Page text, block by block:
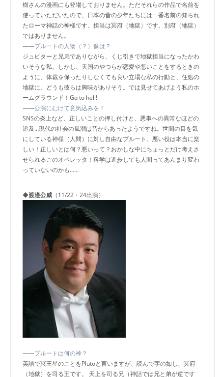
樹さんの漫画にも登場しておりません。ただそれらの作品で名前を
使っていただいたので、日本の昔の少年たちには一番名前の知られ
たローマ神話の神様です。担当は冥府（地獄）です。別府（地獄）
ではありません。
――プルートの人物（？）像は？
ジュピターと兄弟でありながら、くじ引きで地獄担当になったかわ
いそうな私。しかし、天国のやつらが恋愛や悪いことをするときの
ように、体裁を保ったりしなくても良い立場な私の行動と、住処の
地獄に、どうも彼らは興味がありそう。では見せてあげよう私のホ
ームグラウンド！Go to hell!
――公演にむけて意気込みを！
SNSの炎上など、正しいことの押し付けと、悪事への異常なほどの
追及…現代の社会の風潮は昔からあったようですね。世間の目を気
にしている神様（人間）に対し自由なプルート。悪い役は本当に楽
しい！正しいとは何？悪いって？おかしな中にちょっとだけ考えさ
せられるこのオペレッタ！科学は進歩しても人間ってあんまり変わ
っていないのかも……
◆渡邉公威 （11/22・24出演）
――プルートは何の神？
英語で冥王星のことをPlutoと言いますが、読んで字の如し、冥府
（地獄）を司る王です。 天上を司る兄（神話では兄と弟が逆です